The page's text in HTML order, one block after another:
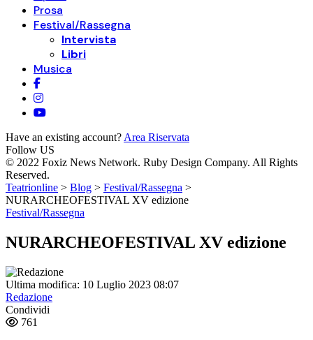
Prosa
Festival/Rassegna
Intervista
Libri
Musica
Have an existing account? Area Riservata
Follow US
© 2022 Foxiz News Network. Ruby Design Company. All Rights
Reserved.
Teatrionline > Blog > Festival/Rassegna >
NURARCHEOFESTIVAL XV edizione
Festival/Rassegna
NURARCHEOFESTIVAL XV edizione
Ultima modifica: 10 Luglio 2023 08:07
Redazione
Condividi
761